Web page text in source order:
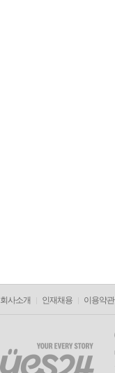
회사소개 인재채용 이용약관